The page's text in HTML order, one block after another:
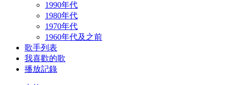
1990年代
1980年代
1970年代
1960年代及之前
歌手列表
我喜歡的歌
播放記錄